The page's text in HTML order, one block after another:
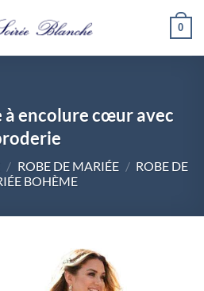
0
à encolure cœur avec
/ ROBE DE MARIÉE / ROBE DE
BOHÈME